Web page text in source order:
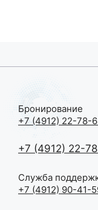
Бронирование
+7 (4912) 22-78-
+7 (4912) 22-
Служба
+7 (4912) 90-41-